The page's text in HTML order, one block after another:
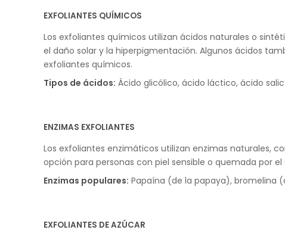
EXFOLIANTES QUÍMICOS
Los exfoliantes químicos utilizan ácidos naturales o
el daño solar y la hiperpigmentación. Algunos ácidos
exfoliantes químicos.
Tipos de ácidos: Ácido glicólico, ácido láctico, ácido
ENZIMAS EXFOLIANTES
Los exfoliantes enzimáticos utilizan enzimas naturales,
opción para personas con piel sensible o quemada por
Enzimas populares: Papaína (de la papaya), bromelina
EXFOLIANTES DE AZÚCAR